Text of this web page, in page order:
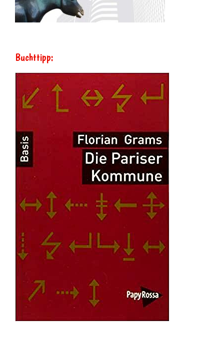
Buchttipp: